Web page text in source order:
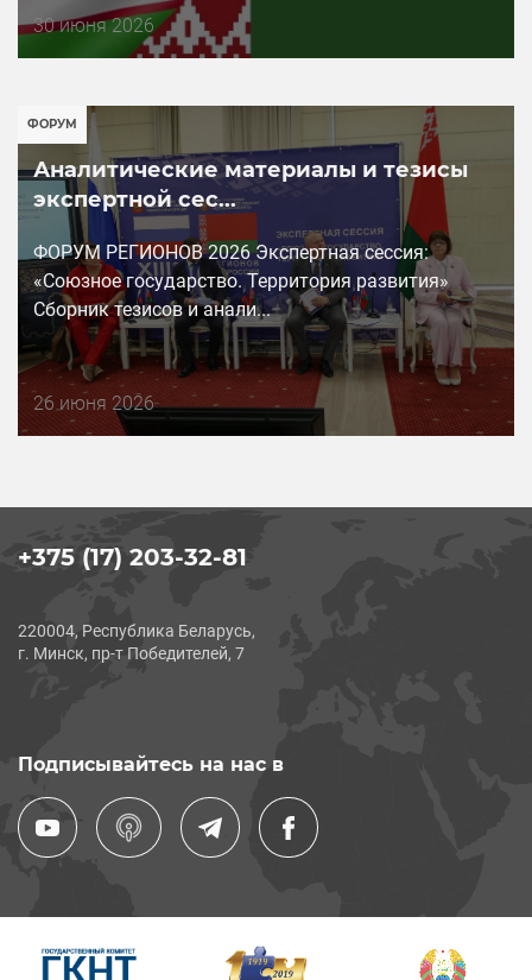
Дата
публикации
30 июня 2026
ФОРУМ
Аналитические материалы и тезисы
экспертной сес...
ФОРУМ РЕГИОНОВ 2026 Экспертная сессия:
«Союзное государство. Территория развития»
Сборник тезисов и анали...
Дата
публикации
26 июня 2026
+375 (17) 203-32-81
220004, Республика Беларусь,
г. Минск, пр-т Победителей, 7
Подписывайтесь на нас в